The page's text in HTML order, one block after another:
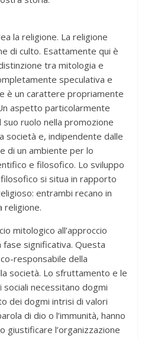
la religione. La religione
di culto. Esattamente qui è
tra mitologia e
speculativa e
è un carattere propriamente
aspetto particolarmente
ruolo nella promozione
società e, indipendente dalle
di un ambiente per lo
e filosofico. Lo sviluppo
si situa in rapporto
entrambi recano in
religione.
mitologico all’approccio
significativa. Questa
responsabile della
società. Lo sfruttamento e le
necessitano dogmi
dei dogmi intrisi di valori
di dio o l’immunità, hanno
giustificare l’organizzazione